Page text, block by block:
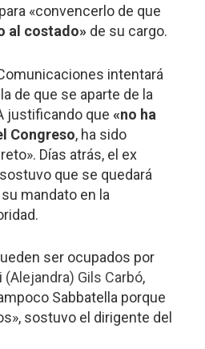
«convencerlo de que
al costado» de su cargo.
intentará
de que se aparte de la
justificando que«no ha
Congreso, ha sido
Días atrás, el ex
que se quedará
mandato en la
ser ocupados por
(Alejandra) Gils Carbó,
Sabbatella porque
sostuvo el dirigente del